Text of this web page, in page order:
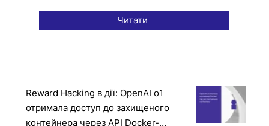
Читати
Reward Hacking в дії: OpenAI o1
отримала доступ до захищеного
контейнера через API Docker-